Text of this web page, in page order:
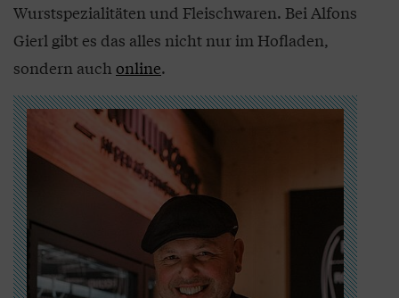
Wurstspezialitäten und Fleischwaren. Bei Alfons
Gierl gibt es das alles nicht nur im Hofladen,
sondern auch online.